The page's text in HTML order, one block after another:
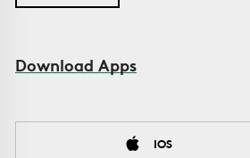
Download Apps
IOS